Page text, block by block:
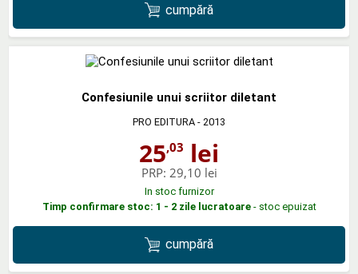
cumpără
Confesiunile unui scriitor diletant
PRO EDITURA - 2013
25,03 lei
PRP: 29,10 lei
In stoc furnizor
Timp confirmare stoc: 1 - 2 zile lucratoare- stoc epuizat
cumpără